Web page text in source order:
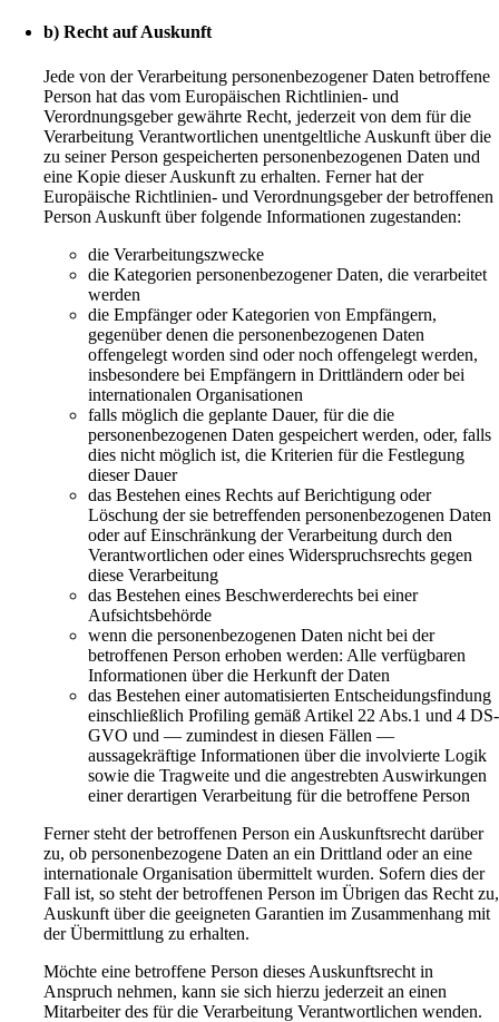
b) Recht auf Auskunft
Jede von der Verarbeitung personenbezogener Daten betroffene
Person hat das vom Europäischen Richtlinien- und
Verordnungsgeber gewährte Recht, jederzeit von dem für die
Verarbeitung Verantwortlichen unentgeltliche Auskunft über die
zu seiner Person gespeicherten personenbezogenen Daten und
eine Kopie dieser Auskunft zu erhalten. Ferner hat der
Europäische Richtlinien- und Verordnungsgeber der betroffenen
Person Auskunft über folgende Informationen zugestanden:
die Verarbeitungszwecke
die Kategorien personenbezogener Daten, die verarbeitet
werden
die Empfänger oder Kategorien von Empfängern,
gegenüber denen die personenbezogenen Daten
offengelegt worden sind oder noch offengelegt werden,
insbesondere bei Empfängern in Drittländern oder bei
internationalen Organisationen
falls möglich die geplante Dauer, für die die
personenbezogenen Daten gespeichert werden, oder, falls
dies nicht möglich ist, die Kriterien für die Festlegung
dieser Dauer
das Bestehen eines Rechts auf Berichtigung oder
Löschung der sie betreffenden personenbezogenen Daten
oder auf Einschränkung der Verarbeitung durch den
Verantwortlichen oder eines Widerspruchsrechts gegen
diese Verarbeitung
das Bestehen eines Beschwerderechts bei einer
Aufsichtsbehörde
wenn die personenbezogenen Daten nicht bei der
betroffenen Person erhoben werden: Alle verfügbaren
Informationen über die Herkunft der Daten
das Bestehen einer automatisierten Entscheidungsfindung
einschließlich Profiling gemäß Artikel 22 Abs.1 und 4 DS-
GVO und — zumindest in diesen Fällen —
aussagekräftige Informationen über die involvierte Logik
sowie die Tragweite und die angestrebten Auswirkungen
einer derartigen Verarbeitung für die betroffene Person
Ferner steht der betroffenen Person ein Auskunftsrecht darüber
zu, ob personenbezogene Daten an ein Drittland oder an eine
internationale Organisation übermittelt wurden. Sofern dies der
Fall ist, so steht der betroffenen Person im Übrigen das Recht zu,
Auskunft über die geeigneten Garantien im Zusammenhang mit
der Übermittlung zu erhalten.
Möchte eine betroffene Person dieses Auskunftsrecht in
Anspruch nehmen, kann sie sich hierzu jederzeit an einen
Mitarbeiter des für die Verarbeitung Verantwortlichen wenden.